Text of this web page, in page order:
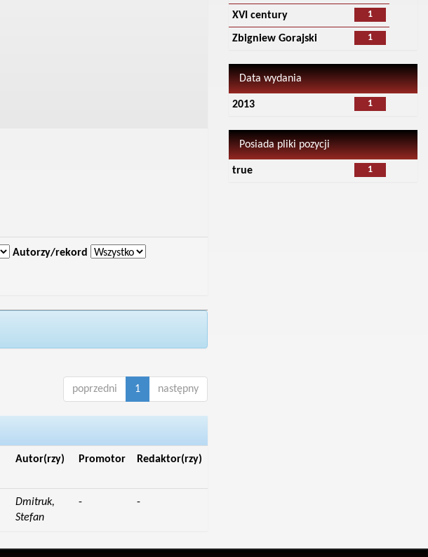
Autorzy/rekord
poprzedni 1 następny
Autor(rzy) Promotor Redaktor(rzy)
Dmitruk,
Stefan
- -
1
XVI century
1
Zbigniew Gorajski
Data wydania
1
2013
Posiada pliki pozycji
1
true